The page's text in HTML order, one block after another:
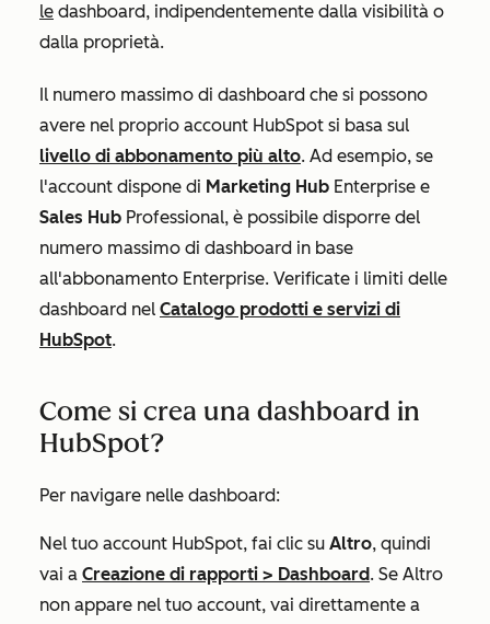
le dashboard, indipendentemente dalla visibilità o
dalla proprietà.
Il numero massimo di dashboard che si possono
avere nel proprio account HubSpot si basa sul
livello di abbonamento più alto. Ad esempio, se
l'account dispone di Marketing Hub Enterprise e
Sales Hub Professional, è possibile disporre del
numero massimo di dashboard in base
all'abbonamento Enterprise. Verificate i limiti delle
dashboard nel Catalogo prodotti e servizi di
HubSpot.
Come si crea una dashboard in
HubSpot?
Per navigare nelle dashboard:
Nel tuo account HubSpot, fai clic su Altro, quindi
vai a Creazione di rapporti > Dashboard. Se Altro
non appare nel tuo account, vai direttamente a